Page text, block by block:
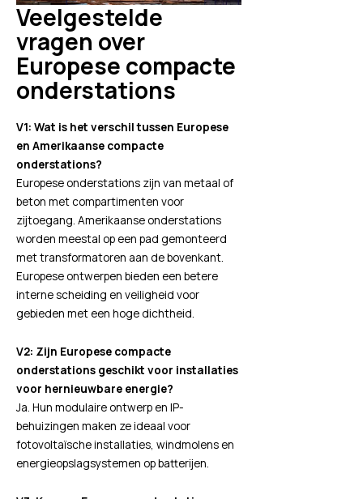
Veelgestelde
vragen over
Europese compacte
onderstations
V1: Wat is het verschil tussen Europese
en Amerikaanse compacte
onderstations?
Europese onderstations zijn van metaal of
beton met compartimenten voor
zijtoegang. Amerikaanse onderstations
worden meestal op een pad gemonteerd
met transformatoren aan de bovenkant.
Europese ontwerpen bieden een betere
interne scheiding en veiligheid voor
gebieden met een hoge dichtheid.
V2: Zijn Europese compacte
onderstations geschikt voor installaties
voor hernieuwbare energie?
Ja. Hun modulaire ontwerp en IP-
behuizingen maken ze ideaal voor
fotovoltaïsche installaties, windmolens en
energieopslagsystemen op batterijen.